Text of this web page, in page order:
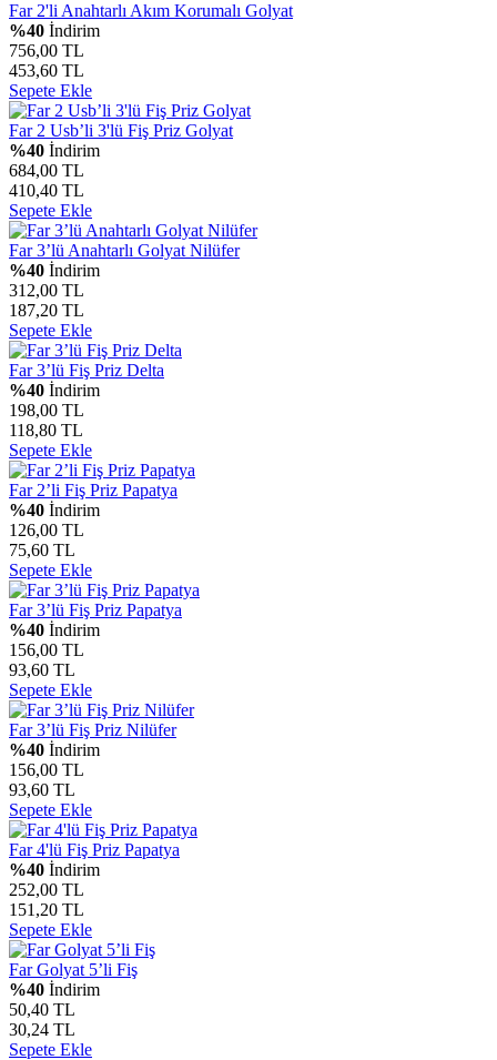
Far 2'li Anahtarlı Akım Korumalı Golyat
%40 İndirim
756,00 TL
453,60 TL
Sepete Ekle
Far 2 Usb’li 3'lü Fiş Priz Golyat
%40 İndirim
684,00 TL
410,40 TL
Sepete Ekle
Far 3’lü Anahtarlı Golyat Nilüfer
%40 İndirim
312,00 TL
187,20 TL
Sepete Ekle
Far 3’lü Fiş Priz Delta
%40 İndirim
198,00 TL
118,80 TL
Sepete Ekle
Far 2’li Fiş Priz Papatya
%40 İndirim
126,00 TL
75,60 TL
Sepete Ekle
Far 3’lü Fiş Priz Papatya
%40 İndirim
156,00 TL
93,60 TL
Sepete Ekle
Far 3’lü Fiş Priz Nilüfer
%40 İndirim
156,00 TL
93,60 TL
Sepete Ekle
Far 4'lü Fiş Priz Papatya
%40 İndirim
252,00 TL
151,20 TL
Sepete Ekle
Far Golyat 5’li Fiş
%40 İndirim
50,40 TL
30,24 TL
Sepete Ekle